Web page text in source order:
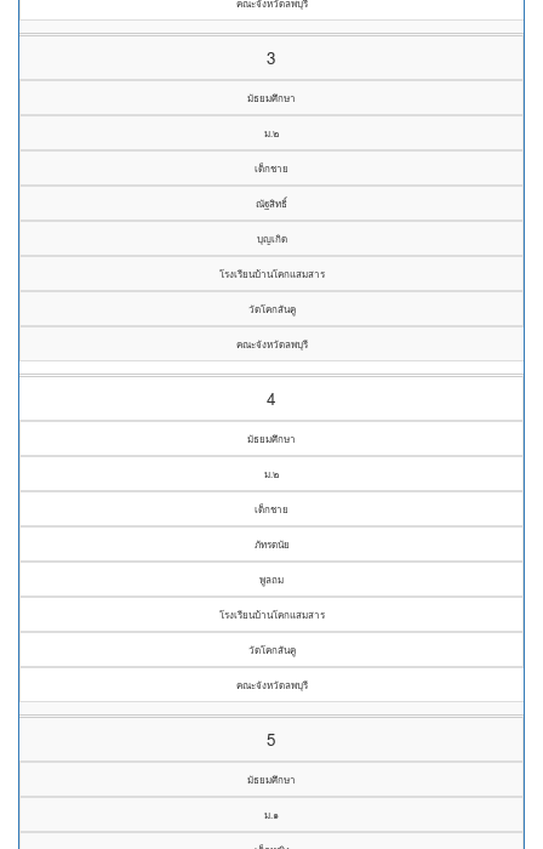
คณะจังหวัดลพบุรี
3
มัธยมศึกษา
ม.๒
เด็กชาย
ณัฐสิทธิ์
บุญเกิด
โรงเรียนบ้านโคกแสมสาร
วัดโคกสันคู
คณะจังหวัดลพบุรี
4
มัธยมศึกษา
ม.๒
เด็กชาย
ภัทรดนัย
พูลถม
โรงเรียนบ้านโคกแสมสาร
วัดโคกสันคู
คณะจังหวัดลพบุรี
5
มัธยมศึกษา
ม.๑